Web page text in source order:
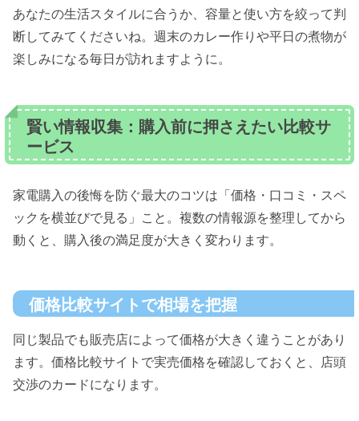
あなたの生活スタイルに合うか、容量と使い方を絞って判
断してみてくださいね。週末のカレー作りや平日の煮物が
楽しみになる毎日が訪れますように。
賢い情報収集：購入前に押さえたい比較サ
ービス
家電購入の後悔を防ぐ最大のコツは「価格・口コミ・スペ
ックを横並びで見る」こと。複数の情報源を整理してから
動くと、購入後の満足度が大きく変わります。
価格比較サイトで相場を把握
同じ製品でも販売店によって価格が大きく違うことがあり
ます。価格比較サイトで実売価格を確認しておくと、店頭
交渉のカードになります。